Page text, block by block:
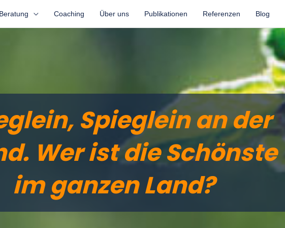
Beratung Coaching Über uns Publikationen Referenzen Blog
Spieglein an der
Wer ist die Schönste
im ganzen Land?